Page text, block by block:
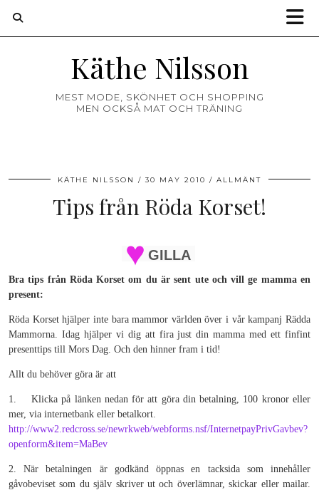
Käthe Nilsson
MEST MODE, SKÖNHET OCH SHOPPING
MEN OCKSÅ MAT OCH TRÄNING
KÄTHE NILSSON 30 MAY 2010 ALLMÄNT
Tips från Röda Korset!
GILLA
Bra tips från Röda Korset om du är sent ute och vill ge mamma en
present:
Röda Korset hjälper inte bara mammor världen över i vår kampanj Rädda
Mammorna. Idag hjälper vi dig att fira just din mamma med ett finfint
presenttips till Mors Dag. Och den hinner fram i tid!
Allt du behöver göra är att
1. Klicka på länken nedan för att göra din betalning, 100 kronor eller
mer, via internetbank eller betalkort.
http://www2.redcross.se/newrkweb/webforms.nsf/InternetpayPrivGavbev?
openform&item=MaBev
2. När betalningen är godkänd öppnas en tacksida som innehåller
gåvobeviset som du själv skriver ut och överlämnar, skickar eller mailar.